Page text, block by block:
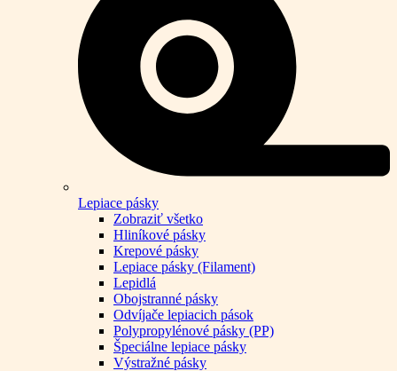
Lepiace pásky
Zobraziť všetko
Hliníkové pásky
Krepové pásky
Lepiace pásky (Filament)
Lepidlá
Obojstranné pásky
Odvíjače lepiacich pások
Polypropylénové pásky (PP)
Špeciálne lepiace pásky
Výstražné pásky